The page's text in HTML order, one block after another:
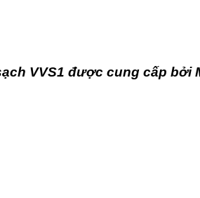
VVS1 được cung cấp bởi